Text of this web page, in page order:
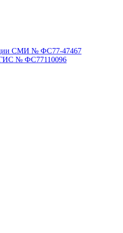
СМИ № ФС77-47467
№ ФС77110096